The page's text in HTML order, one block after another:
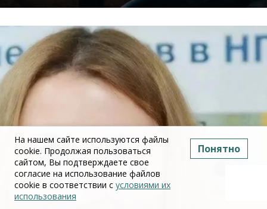
На нашем сайте используются файлы
cookie. Продолжая пользоваться
сайтом, Вы подтверждаете свое
согласие на использование файлов
cookie в соответствии с условиями их
использования
Понятно